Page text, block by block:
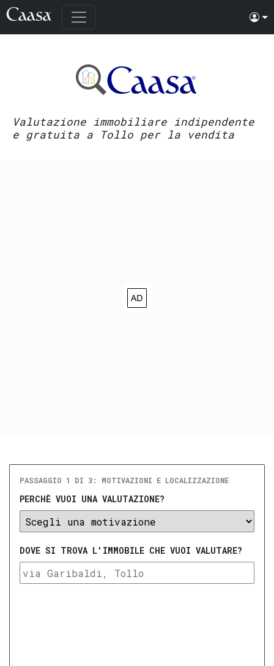
Valutazione immobiliare indipendente
e gratuita a Tollo per la vendita
PASSAGGIO 1 DI 3: MOTIVAZIONI E LOCALIZZAZIONE
PERCHÈ VUOI UNA VALUTAZIONE?
DOVE SI TROVA L'IMMOBILE CHE VUOI VALUTARE?